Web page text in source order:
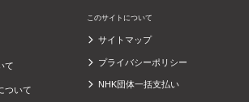
て
ついて
このサイトについて
サイトマップ
プライバシーポリシー
NHK団体一括支払い